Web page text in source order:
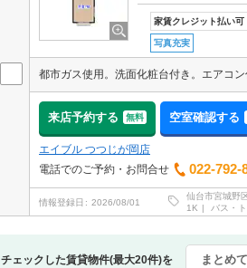
家賃クレジット払い
写真充実
来店予約する 無料 空室確認する
エイブル つつじが岡店
電話でのご予約・お問合せ
022-792-
情報登録日 2026/08/01
仙台市宮城野
1K
バス・
チェックした賃貸物件(最大20件)を まとめ